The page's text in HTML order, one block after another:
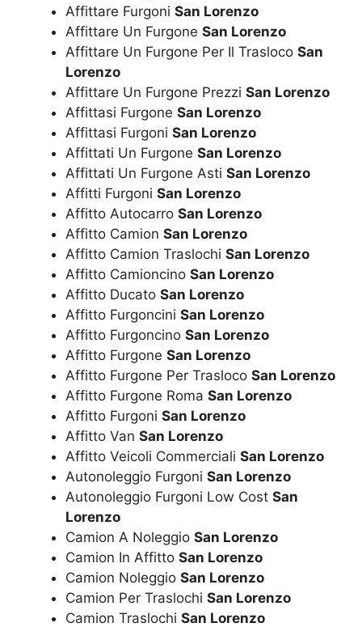
Affittare Furgoni San Lorenzo
Affittare Un Furgone San Lorenzo
Affittare Un Furgone Per Il Trasloco San
Lorenzo
Affittare Un Furgone Prezzi San Lorenzo
Affittasi Furgone San Lorenzo
Affittasi Furgoni San Lorenzo
Affittati Un Furgone San Lorenzo
Affittati Un Furgone Asti San Lorenzo
Affitti Furgoni San Lorenzo
Affitto Autocarro San Lorenzo
Affitto Camion San Lorenzo
Affitto Camion Traslochi San Lorenzo
Affitto Camioncino San Lorenzo
Affitto Ducato San Lorenzo
Affitto Furgoncini San Lorenzo
Affitto Furgoncino San Lorenzo
Affitto Furgone San Lorenzo
Affitto Furgone Per Trasloco San Lorenzo
Affitto Furgone Roma San Lorenzo
Affitto Furgoni San Lorenzo
Affitto Van San Lorenzo
Affitto Veicoli Commerciali San Lorenzo
Autonoleggio Furgoni San Lorenzo
Autonoleggio Furgoni Low Cost San
Lorenzo
Camion A Noleggio San Lorenzo
Camion In Affitto San Lorenzo
Camion Noleggio San Lorenzo
Camion Per Traslochi San Lorenzo
Camion Traslochi San Lorenzo